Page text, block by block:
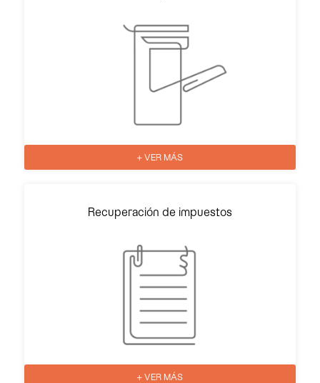
+ VER MÁS
Recuperación de impuestos
+ VER MÁS